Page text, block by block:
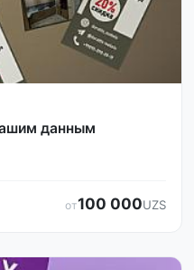
данным
от100 000UZS